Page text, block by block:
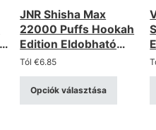
JNR Shisha Max
22000 Puffs Hookah
Edition Eldobható
Vape - Háromszoros
háló, állítható
légáramlás
Tól€6.85
Opciók választása